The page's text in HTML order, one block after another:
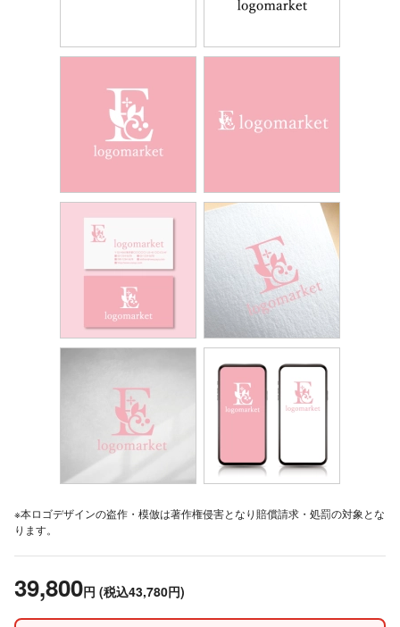
※本ロゴデザインの盗作・模倣は著作権侵害となり賠償請求・処罰の対象とな
ります。
39,800円 (税込43,780円)